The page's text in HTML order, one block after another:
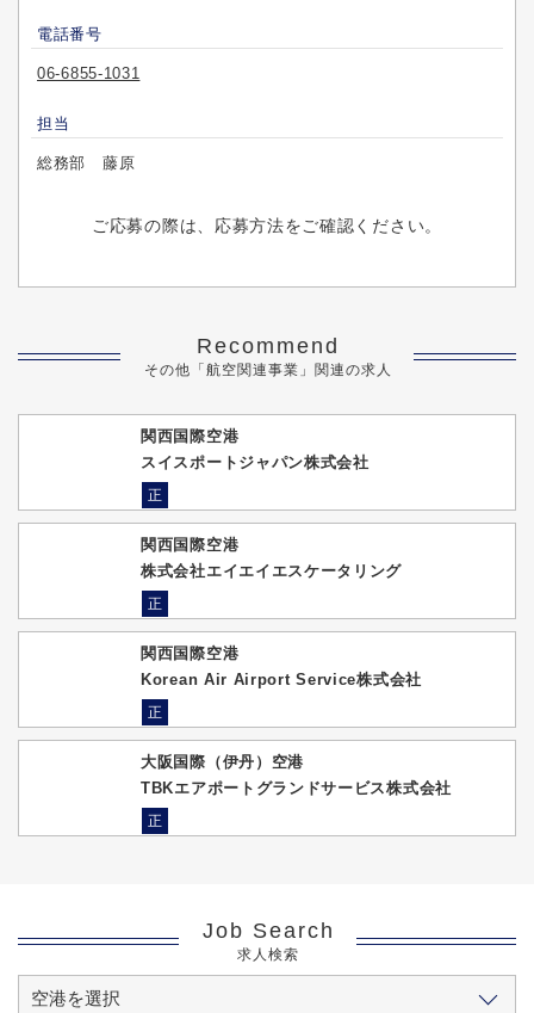
電話番号
06-6855-1031
担当
総務部 藤原
ご応募の際は、応募方法をご確認ください。
Recommend
その他「航空関連事業」関連の求人
関西国際空港
スイスポートジャパン株式会社
正
関西国際空港
株式会社エイエイエスケータリング
正
関西国際空港
Korean Air Airport Service株式会社
正
大阪国際（伊丹）空港
TBKエアポートグランドサービス株式会社
正
Job Search
求人検索